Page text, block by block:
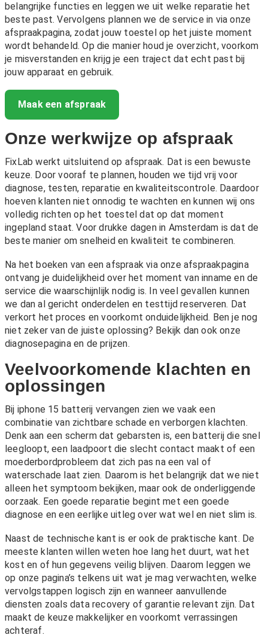
belangrijke functies en leggen we uit welke reparatie het
beste past. Vervolgens plannen we de service in via onze
afspraakpagina, zodat jouw toestel op het juiste moment
wordt behandeld. Op die manier houd je overzicht, voorkom
je misverstanden en krijg je een traject dat echt past bij
jouw apparaat en gebruik.
Maak een afspraak
Onze werkwijze op afspraak
FixLab werkt uitsluitend op afspraak. Dat is een bewuste
keuze. Door vooraf te plannen, houden we tijd vrij voor
diagnose, testen, reparatie en kwaliteitscontrole. Daardoor
hoeven klanten niet onnodig te wachten en kunnen wij ons
volledig richten op het toestel dat op dat moment
ingepland staat. Voor drukke dagen in Amsterdam is dat de
beste manier om snelheid en kwaliteit te combineren.
Na het boeken van een afspraak via onze afspraakpagina
ontvang je duidelijkheid over het moment van inname en de
service die waarschijnlijk nodig is. In veel gevallen kunnen
we dan al gericht onderdelen en testtijd reserveren. Dat
verkort het proces en voorkomt onduidelijkheid. Ben je nog
niet zeker van de juiste oplossing? Bekijk dan ook onze
diagnosepaginaen deprijzen.
Veelvoorkomende klachten en
oplossingen
Bij iphone 15 batterij vervangen zien we vaak een
combinatie van zichtbare schade en verborgen klachten.
Denk aan een scherm dat gebarsten is, een batterij die snel
leegloopt, een laadpoort die slecht contact maakt of een
moederbordprobleem dat zich pas na een val of
waterschade laat zien. Daarom is het belangrijk dat we niet
alleen het symptoom bekijken, maar ook de onderliggende
oorzaak. Een goede reparatie begint met een goede
diagnose en een eerlijke uitleg over wat wel en niet slim is.
Naast de technische kant is er ook de praktische kant. De
meeste klanten willen weten hoe lang het duurt, wat het
kost en of hun gegevens veilig blijven. Daarom leggen we
op onze pagina’s telkens uit wat je mag verwachten, welke
vervolgstappen logisch zijn en wanneer aanvullende
diensten zoals data recovery ofgarantie relevant zijn. Dat
maakt de keuze makkelijker en voorkomt verrassingen
achteraf.